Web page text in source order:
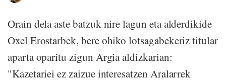
Orain dela aste batzuk nire lagun eta alderdikide
Oxel Erostarbek, bere ohiko lotsagabekeriz titular
aparta oparitu zigun Argia aldizkarian:
"Kazetariei ez zaizue interesatzen Aralarrek